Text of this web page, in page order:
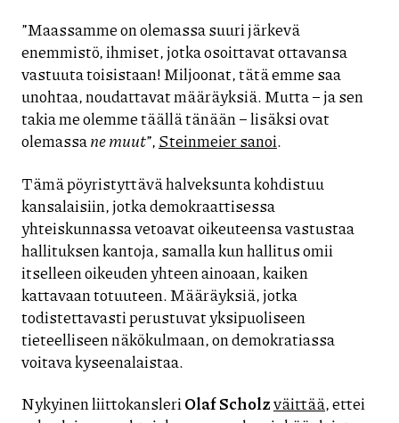
”Maassamme on olemassa suuri järkevä
enemmistö, ihmiset, jotka osoittavat ottavansa
vastuuta toisistaan! Miljoonat, tätä emme saa
unohtaa, noudattavat määräyksiä. Mutta – ja sen
takia me olemme täällä tänään – lisäksi ovat
olemassane muut”,Steinmeier sanoi.
Tämä pöyristyttävä halveksunta kohdistuu
kansalaisiin, jotka demokraattisessa
yhteiskunnassa vetoavat oikeuteensa vastustaa
hallituksen kantoja, samalla kun hallitus omii
itselleen oikeuden yhteen ainoaan, kaiken
kattavaan totuuteen. Määräyksiä, jotka
todistettavasti perustuvat yksipuoliseen
tieteelliseen näkökulmaan, on demokratiassa
voitava kyseenalaistaa.
Nykyinen liittokansleriOlaf Scholzväittää, ettei